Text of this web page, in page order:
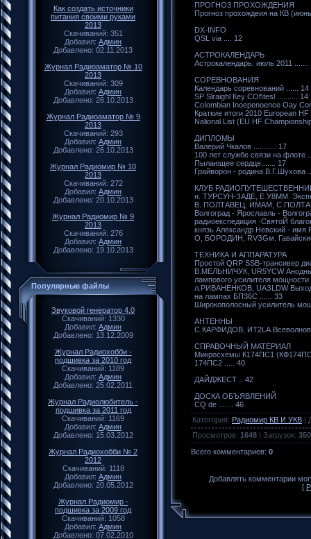
Как создать источники
питания своими руками
2013
Скачиваний: 351
Добавил: Админ
Добавлено: 02.11.2013
Журнал Радиоаматор № 10
2013
Скачиваний: 309
Добавил: Админ
Добавлено: 26.10.2013
Журнал Радиоаматор № 9
2013
Скачиваний: 293
Добавил: Админ
Добавлено: 26.10.2013
Журнал Радиомир № 10
2013
Скачиваний: 272
Добавил: Админ
Добавлено: 20.10.2013
Журнал Радиомир № 9
2013
Скачиваний: 276
Добавил: Админ
Добавлено: 19.10.2013
Популярные файлы
Звуковой генератор 4.0
Скачиваний: 1330
Добавил: Админ
Добавлено: 13.12.2009
Журнал Радиохобби -
подшивка за 2010 год
Скачиваний: 1189
Добавил: Админ
Добавлено: 25.02.2011
Журнал Радиолюбитель -
подшивка за 2011 год
Скачиваний: 1169
Добавил: Админ
Добавлено: 15.03.2012
Журнал Радиохобби № 2
2012
Скачиваний: 1118
Добавил: Админ
Добавлено: 20.05.2012
Журнал Радиомир -
подшивка за 2009 год
Скачиваний: 1058
Добавил: Админ
Добавлено: 07.02.2010
ПРОГНО3 ПРОХОЖДЕНИЯ
Проrнoз прохождеия на КВ (июнь
DX-INFО
QSL viа .... 12
АСТРОКАЛЕНДАРЬ
Астрокалeндарь: июль 2011 .......
СОРЕВНОВАНИЯ
Календарь соревнований ...... 14
SP Slraighl Кеу COf\tesl .......... 14
CoIombian Inoepenoence Оау
Кpaткие итоги 2010 European
Nalional List (EU HF
ДИПЛОМЫ
Вaлерий Чкалов ........... 17
100 лет службе связи на флоте
Пылающее сердце....... 17
Грайворон - poдина В.Г.Шухова
КЛУБ
н. ТУРСУН-ЗАДЕ, Е У8ММ.
В. ПОЛТАВЕЦ, ИМАМ,
Волгоград - Ярославль -
радиоекспедиция ·СвятоЙ
князь Александр Невский - имя
О, БОРОДИН, RVЗGм.
ТЕХНИКА И АППАРАТУРА
Простой QRP SSB-трансивер
В.МЕЛЬНИЧУК, UR5YCW
лампового усилителя мощнocти
л.РИВАНЕНКОВ, UАЗLDW
на лампах БП36С ...... 33
Широкополосный усилитель
АНТЕННЫ
C.КАРФИДОВ, ИТ2LА
СПРАВОЧНЫЙ МАТЕРИАЛ
Микросхемы К174ПС1
174ПС2 ..... 40
ДАЙДЖЕСТ .. 42
ДОСКА ОБЪЯВЛЕНИЙ
СQ dе ....... 46
Категория: Радиомир КВ И УКВ |
Просмотров: 1648 | Загрузок: 350
Всего комментариев: 0
Добавлять комментарии
[